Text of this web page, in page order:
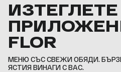
ИЗТЕГЛЕТЕ
FLOR
МЕНЮ СЪС СВЕЖИ ОБЯДИ.
ЯСТИЯ ВИНАГИ С ВАС.